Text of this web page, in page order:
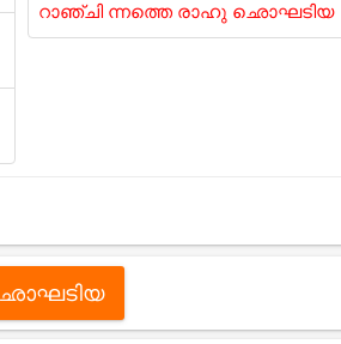
റാഞ്ചി ന്നത്തെ രാഹു ഛൊഘടിയ